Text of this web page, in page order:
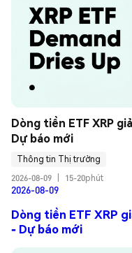
Dòng tiền ETF XRP
Dự báo mới
Thông tin Thị trường
2026-08-09
15-20phút
2026-08-09
Dòng tiền ETF XRP
- Dự báo mới